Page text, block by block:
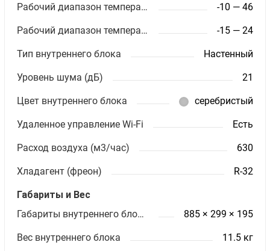
Рабочий диапазон температур (охлаждение) -10 — 46
Рабочий диапазон температур (обогрев) -15 — 24
Тип внутреннего блока Настенный
Уровень шума (дБ) 21
Цвет внутреннего блока серебристый
Удаленное управление Wi-Fi Есть
Расход воздуха (м3/час) 630
Хладагент (фреон) R-32
Габариты и Вес
Габариты внутреннего блока ШхВхГ (мм)
885 × 299 × 195
Вес внутреннего блока 11.5 кг